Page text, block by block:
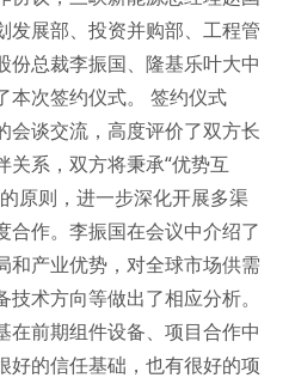
发展部、投资并购部、工程管
份总裁李振国、隆基乐叶大中
本次签约仪式。 签约仪式
会谈交流，高度评价了双方长
关系，双方将秉承“优势互
原则，进一步深化开展多渠
合作。李振国在会议中介绍了
和产业优势，对全球市场供需
术方向等做出了相应分析。
在前期组件设备、项目合作中
好的信任基础，也有很好的项